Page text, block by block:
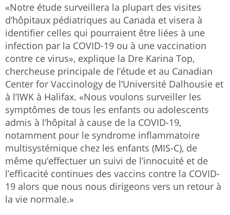
«Notre étude surveillera la plupart des visites
d’hôpitaux pédiatriques au Canada et visera à
identifier celles qui pourraient être liées à une
infection par la COVID-19 ou à une vaccination
contre ce virus», explique la Dre Karina Top,
chercheuse principale de l’étude et au Canadian
Center for Vaccinology de l’Université Dalhousie et
à l’IWK à Halifax. «Nous voulons surveiller les
symptômes de tous les enfants ou adolescents
admis à l’hôpital à cause de la COVID-19,
notamment pour le syndrome inflammatoire
multisystémique chez les enfants (MIS-C), de
même qu’effectuer un suivi de l’innocuité et de
l’efficacité continues des vaccins contre la COVID-
19 alors que nous nous dirigeons vers un retour à
la vie normale.»